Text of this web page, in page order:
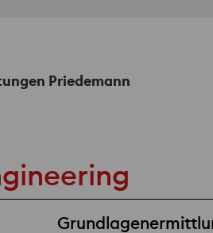
Priedemann